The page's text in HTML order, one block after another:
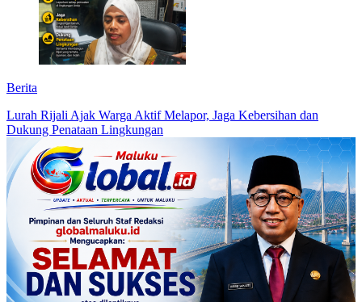
Berita
Lurah Rijali Ajak Warga Aktif Melapor, Jaga Kebersihan dan
Dukung Penataan Lingkungan